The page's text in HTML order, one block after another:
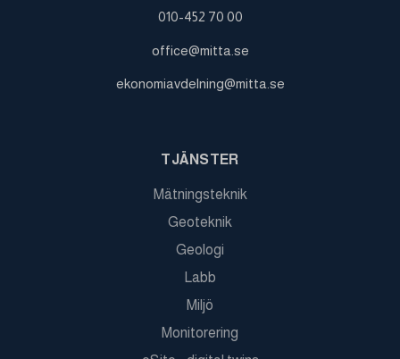
010-452 70 00
office@mitta.se
ekonomiavdelning@mitta.se
TJÄNSTER
Mätningsteknik
Geoteknik
Geologi
Labb
Miljö
Monitorering